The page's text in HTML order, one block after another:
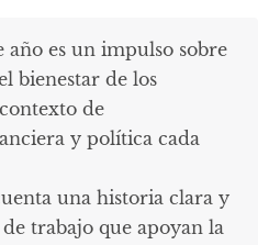
año es un impulso sobre
bienestar de los
de
y política cada
una historia clara y
trabajo que apoyan la